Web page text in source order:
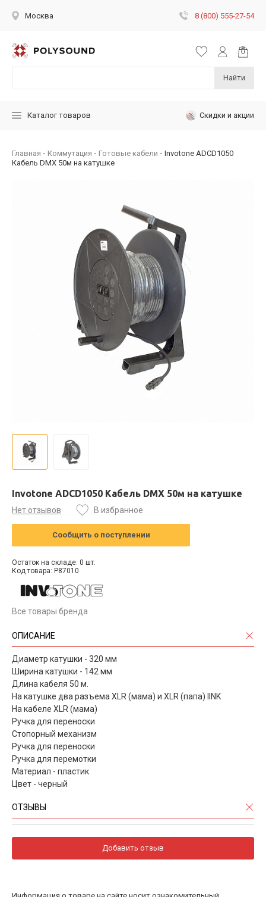
Москва 8 (800) 555-27-54
Найти
Каталог товаров Скидки и акции
Главная Коммутация Готовые кабели
Invotone ADCD1050
Кабель DMX 50м на катушке
Invotone ADCD1050 Кабель DMX 50м на катушке
Нет отзывов В избранное
Сообщить о поступлении
Остаток на складе: 0 шт.
Код товара: P87010
Все товары бренда
ОПИСАНИЕ
Диаметр катушки - 320 мм
Ширина катушки - 142 мм
Длина кабеля 50 м.
На катушке два разъема XLR (мама) и XLR (папа) lINK
На кабеле XLR (мама)
Ручка для переноски
Стопорный механизм
Ручка для переноски
Ручка для перемотки
Материал - пластик
Цвет - черный
ОТЗЫВЫ
Добавить отзыв